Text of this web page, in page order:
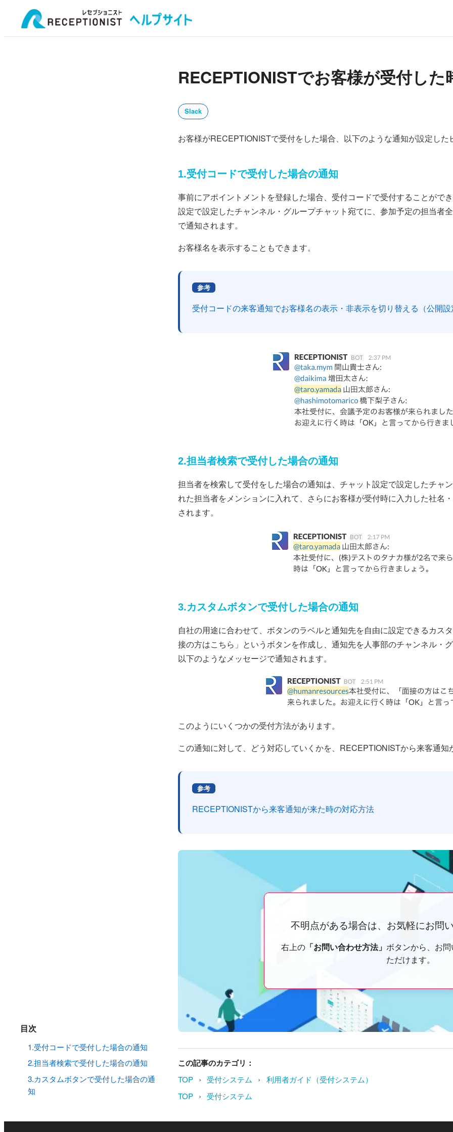
目次
1.受付コードで受付した場合の通知
2.担当者検索で受付した場合の通知
3.カスタムボタンで受付した場合の通
知
RECEPTIONISTでお客様が受付した
Slack
お客様がRECEPTIONISTで受付をした場合、以下のような通知が設定し
1.受付コードで受付した場合の通知
事前にアポイントメントを登録した場合、受付コードで受付することがで
設定で設定したチャンネル・グループチャット宛てに、参加予定の担当者
で通知されます。
お客様名を表示することもできます。
参考
受付コードの来客通知でお客様名の表示・非表示を切り替える（公開
2.担当者検索で受付した場合の通知
担当者を検索して受付をした場合の通知は、チャット設定で設定したチャ
れた担当者をメンションに入れて、さらにお客様が受付時に入力した社名
されます。
3.カスタムボタンで受付した場合の通知
自社の用途に合わせて、ボタンのラベルと通知先を自由に設定できるカス
接の方はこちら」というボタンを作成し、通知先を人事部のチャンネル・
以下のようなメッセージで通知されます。
このようにいくつかの受付方法があります。
この通知に対して、どう対応していくかを、RECEPTIONISTから来客通
参考
RECEPTIONISTから来客通知が来た時の対応方法
不明点がある場合は、お気軽にお問
右上の 「お問い合わせ方法」 ボタンから、お
ただけます。
この記事のカテゴリ：
TOP › 受付システム ›
利用者ガイド（受付システム）
TOP › 受付システム